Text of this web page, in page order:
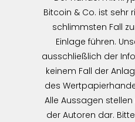
Bitcoin & Co. ist sehr
schlimmsten Fall
Einlage führen.
ausschließlich der
keinem Fall der
des
Alle Aussagen
der Autoren dar.